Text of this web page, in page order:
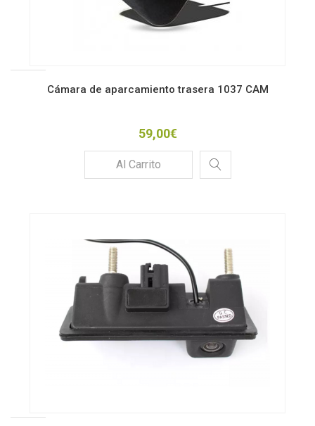
Cámara de aparcamiento trasera 1037 CAM
59,00€
Al Carrito